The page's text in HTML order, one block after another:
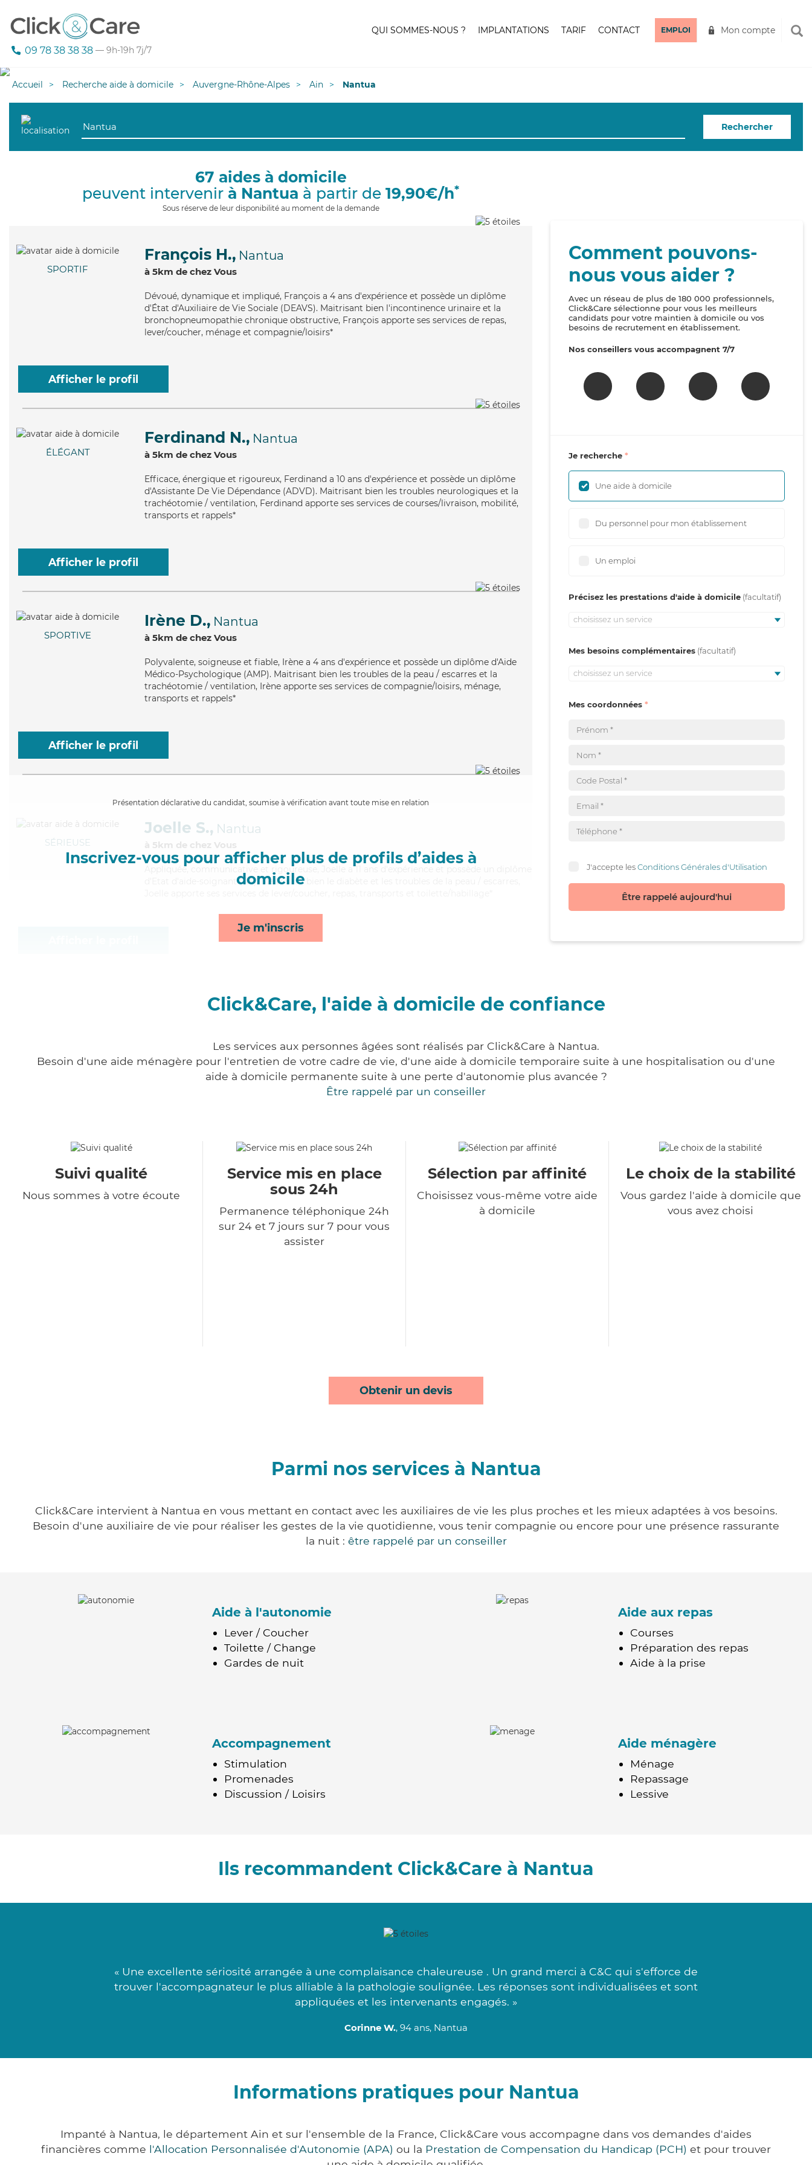
09 78 38 38 38 — 9h-19h 7j/7
QUI SOMMES-NOUS ? IMPLANTATIONS TARIF CONTACT EMPLOI Mon compte
Accueil Recherche aide à domicile Auvergne-Rhône-Alpes Ain Nantua
Rechercher
67 aides à domicile
peuvent intervenir à Nantua à partir de 19,90€/h*
Sous réserve de leur disponibilité au moment de la demande
SPORTIF
François H., Nantua
à 5km de chez Vous
Dévoué, dynamique et impliqué, François a 4 ans d'expérience et possède un diplôme
d'État d'Auxiliaire de Vie Sociale (DEAVS). Maitrisant bien l'incontinence urinaire et la
bronchopneumopathie chronique obstructive, François apporte ses services de repas,
lever/coucher, ménage et compagnie/loisirs*
Afficher le profil
ÉLÉGANT
Ferdinand N., Nantua
à 5km de chez Vous
Efficace, énergique et rigoureux, Ferdinand a 10 ans d'expérience et possède un diplôme
d'Assistante De Vie Dépendance (ADVD). Maitrisant bien les troubles neurologiques et la
trachéotomie / ventilation, Ferdinand apporte ses services de courses/livraison, mobilité,
transports et rappels*
Afficher le profil
SPORTIVE
Irène D., Nantua
à 5km de chez Vous
Polyvalente, soigneuse et fiable, Irène a 4 ans d'expérience et possède un diplôme d'Aide
Médico-Psychologique (AMP). Maitrisant bien les troubles de la peau / escarres et la
trachéotomie / ventilation, Irène apporte ses services de compagnie/loisirs, ménage,
transports et rappels*
Afficher le profil
Présentation déclarative du candidat, soumise à vérification avant toute mise en relation
Inscrivez-vous pour afficher plus de profils d’aides à
domicile
Je m'inscris
SÉRIEUSE
Joelle S., Nantua
à 5km de chez Vous
Appliquée , communicative et rigoureuse, Joelle a 11 ans d'expérience et possède un diplôme
d'Etat d'aide-soignant (AS). Maitrisant bien le diabète et les troubles de la peau / escarres,
Comment pouvons-
nous vous aider ?
Avec un réseau de plus de 180 000 professionnels,
Click&Care sélectionne pour vous les meilleurs
candidats pour votre maintien à domicile ou vos
besoins de recrutement en établissement.
Nos conseillers vous accompagnent 7/7
Je recherche
Une aide à domicile
Du personnel pour mon établissement
Un emploi
Précisez les prestations d'aide à domicile
choisissez un service
Mes besoins complémentaires
choisissez un service
Mes coordonnées
J'accepte lesConditions Générales d'Utilisation
Être rappelé aujourd'hui
Click&Care, l'aide à domicile de confiance
Les services aux personnes âgées sont réalisés par Click&Care à Nantua.
Besoin d'une aide ménagère pour l'entretien de votre cadre de vie, d'une aide à domicile temporaire suite à une hospitalisation ou d'une
aide à domicile permanente suite à une perte d'autonomie plus avancée ?
Être rappelé par un conseiller
Suivi qualité
Nous sommes à votre écoute
Service mis en place
sous 24h
Permanence téléphonique 24h
sur 24 et 7 jours sur 7 pour vous
assister
Sélection par affinité
Choisissez vous-même votre aide
à domicile
Le choix de la stabilité
Vous gardez l'aide à domicile que
vous avez choisi
Obtenir un devis
Parmi nos services à Nantua
Click&Care intervient à Nantua en vous mettant en contact avec les auxiliaires de vie les plus proches et les mieux adaptées à vos besoins.
Besoin d'une auxiliaire de vie pour réaliser les gestes de la vie quotidienne, vous tenir compagnie ou encore pour une présence rassurante
la nuit : être rappelé par un conseiller
Aide à l'autonomie
Lever / Coucher
Toilette / Change
Gardes de nuit
Aide aux repas
Courses
Préparation des repas
Aide à la prise
Accompagnement
Stimulation
Promenades
Discussion / Loisirs
Aide ménagère
Ménage
Repassage
Lessive
Ils recommandent Click&Care à Nantua
« Une excellente sériosité arrangée à une complaisance chaleureuse . Un grand merci à C&C qui s'efforce de
trouver l'accompagnateur le plus alliable à la pathologie soulignée. Les réponses sont individualisées et sont
appliquées et les intervenants engagés. »
Corinne W., 94 ans, Nantua
Informations pratiques pour Nantua
Impanté à Nantua, le département Ain et sur l'ensemble de la France, Click&Care vous accompagne dans vos demandes d'aides
financières comme l'Allocation Personnalisée d'Autonomie (APA) ou la Prestation de Compensation du Handicap (PCH) et pour trouver